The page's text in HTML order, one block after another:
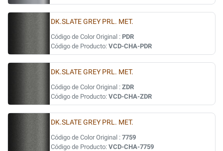
DK.SLATE GREY PRL. MET.
Código de Color Original : PDR
Código de Producto: VCD-CHA-PDR
DK.SLATE GREY PRL. MET.
Código de Color Original : ZDR
Código de Producto: VCD-CHA-ZDR
DK.SLATE GREY PRL. MET.
Código de Color Original : 7759
Código de Producto: VCD-CHA-7759